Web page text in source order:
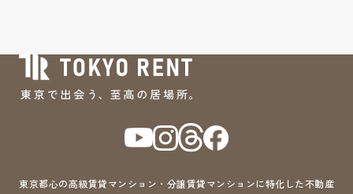
東京都心の高級賃貸マンション・分譲賃貸マンションに特化した不動産